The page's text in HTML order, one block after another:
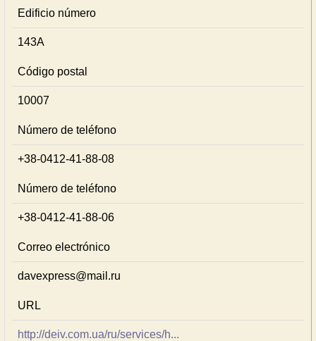
Edificio número
143А
Código postal
10007
Número de teléfono
+38-0412-41-88-08
Número de teléfono
+38-0412-41-88-06
Correo electrónico
davexpress@mail.ru
URL
http://deiv.com.ua/ru/services/h...